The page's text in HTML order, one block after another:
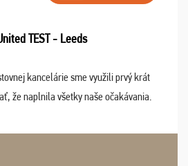
TEST - Leeds
kancelárie sme využili prvý krát
že naplnila všetky naše očakávania.
(milí, profesionálni ...